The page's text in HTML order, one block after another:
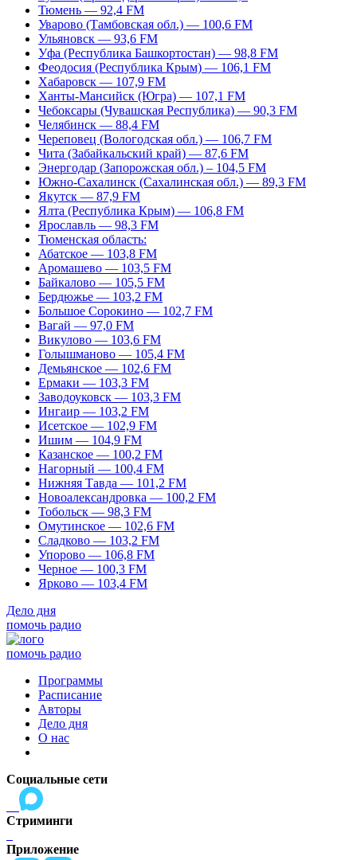
Тюмень — 92,4 FM
Уварово (Тамбовская обл.) — 100,6 FM
Ульяновск — 93,6 FM
Уфа (Республика Башкортостан) — 98,8 FM
Феодосия (Республика Крым) — 106,1 FM
Хабаровск — 107,9 FM
Ханты-Мансийск (Югра) — 107,1 FM
Чебоксары (Чувашская Республика) — 90,3 FM
Челябинск — 88,4 FM
Череповец (Вологодская обл.) — 106,7 FM
Чита (Забайкальский край) — 87,6 FM
Энергодар (Запорожская обл.) – 104,5 FM
Южно-Сахалинск (Сахалинская обл.) — 89,3 FM
Якутск — 87,9 FM
Ялта (Республика Крым) — 106,8 FM
Ярославль — 98,3 FM
Тюменская область:
Абатское — 103,8 FM
Аромашево — 103,5 FM
Байкалово — 105,5 FM
Бердюжье — 103,2 FM
Большое Сорокино — 102,7 FM
Вагай — 97,0 FM
Викулово — 103,6 FM
Голышманово — 105,4 FM
Демьянское — 102,6 FM
Ермаки — 103,3 FM
Заводоуковск — 103,3 FM
Ингаир — 103,2 FM
Исетское — 102,9 FM
Ишим — 104,9 FM
Казанское — 100,2 FM
Нагорный — 100,4 FM
Нижняя Тавда — 101,2 FM
Новоалександровка — 100,2 FM
Тобольск — 98,3 FM
Омутинское — 102,6 FM
Сладково — 103,2 FM
Упорово — 106,8 FM
Черное — 100,3 FM
Ярково — 103,4 FM
Дело дня
помочь радио
помочь радио
Программы
Расписание
Авторы
Дело дня
О нас
Социальные сети
Стриминги
Приложение